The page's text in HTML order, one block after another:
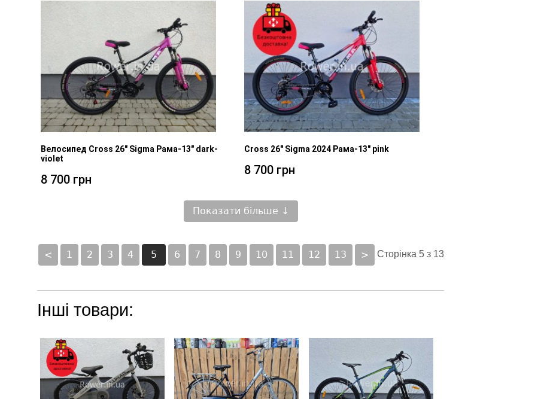
Велосипед Cross 26" Sigma Рама-13" dark-
violet
8 700 грн
Cross 26" Sigma 2024 Рама-13" pink
8 700 грн
Показати більше ↓
< 1 2 3 4 5 6 7 8 9 10 11 12 13 > Сторінка 5 з 13
Інші товари: